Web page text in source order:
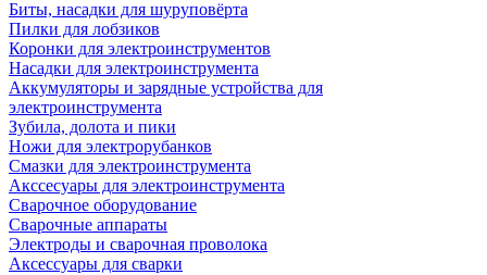
Биты, насадки для шуруповёрта
Пилки для лобзиков
Коронки для электроинструментов
Насадки для электроинструмента
Аккумуляторы и зарядные устройства для
электроинструмента
Зубила, долота и пики
Ножи для электрорубанков
Смазки для электроинструмента
Акссесуары для электроинструмента
Сварочное оборудование
Сварочные аппараты
Электроды и сварочная проволока
Аксессуары для сварки